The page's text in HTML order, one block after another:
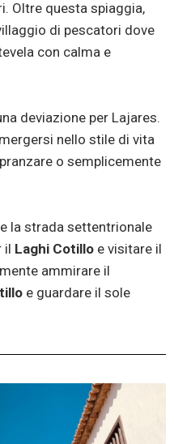
Oltre questa spiaggia,
di pescatori dove
con calma e
deviazione per Lajares.
nello stile di vita
o semplicemente
la strada settentrionale
il Laghi Cotillo e visitare il
ammirare il
e guardare il sole